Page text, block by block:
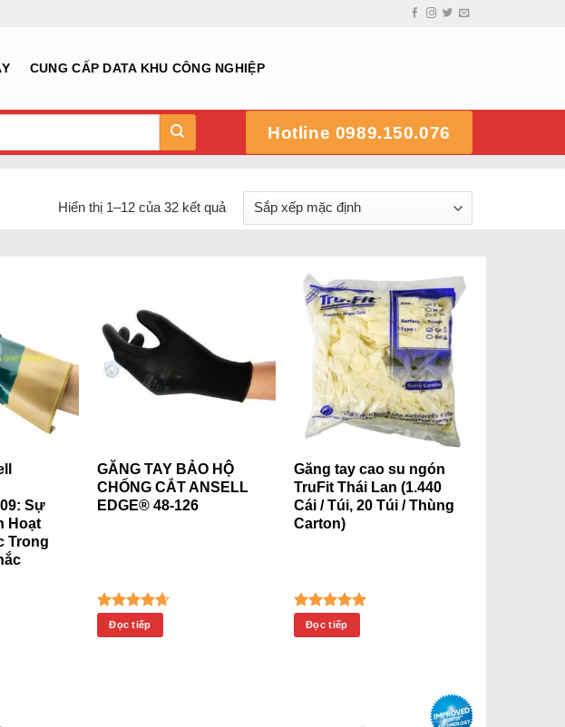
CUNG CẤP DATA KHU CÔNG NGHIỆP
Hotline 0989.150.076
Hiển thị 1–12 của 32 kết quả
Sự
Hoạt
Trong
GĂNG TAY BẢO HỘ
CHỐNG CẮT ANSELL
EDGE® 48-126
Được xếp
hạng4.64
Đọc tiếp
Găng tay cao su ngón
TruFit Thái Lan (1.440
Cái / Túi, 20 Túi / Thùng
Carton)
Được xếp
hạng5.00
Đọc tiếp